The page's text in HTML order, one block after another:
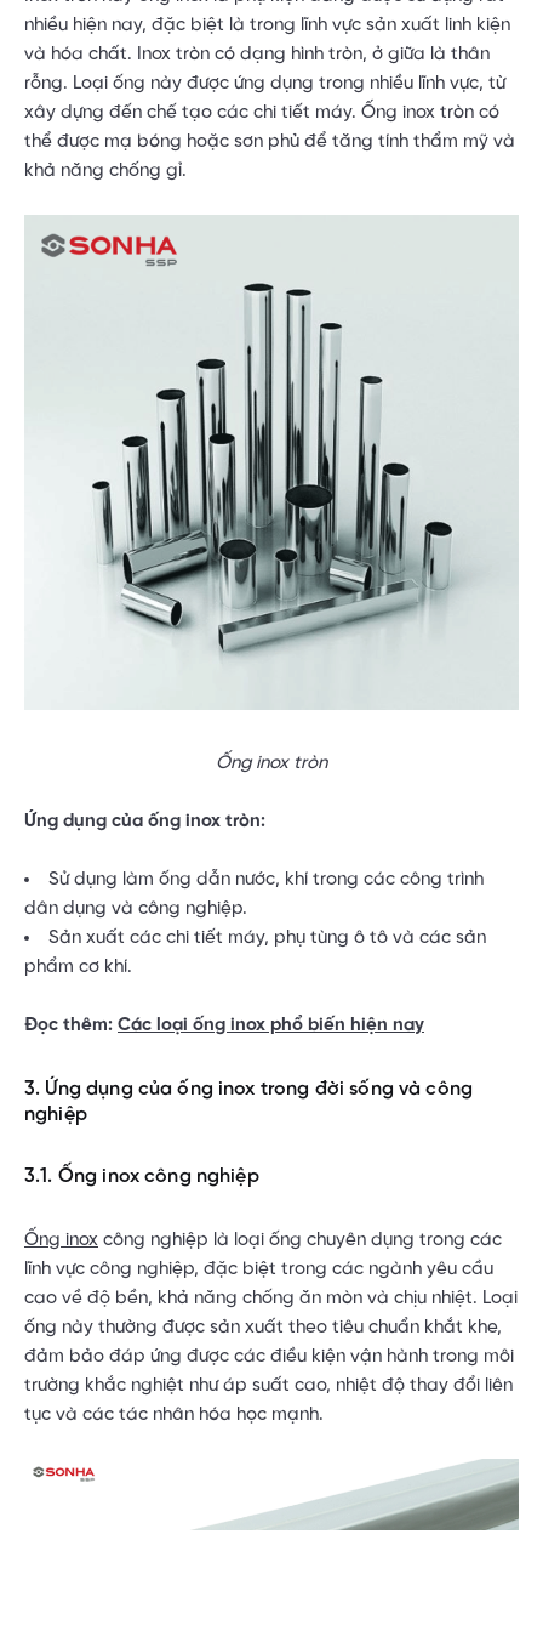
nhiều hiện nay, đặc biệt là trong lĩnh vực sản xuất linh kiện
và hóa chất. Inox tròn có dạng hình tròn, ở giữa là thân
rỗng. Loại ống này được ứng dụng trong nhiều lĩnh vực, từ
xây dựng đến chế tạo các chi tiết máy. Ống inox tròn có
thể được mạ bóng hoặc sơn phủ để tăng tính thẩm mỹ và
khả năng chống gỉ.
Ống inox tròn
Ứng dụng của ống inox tròn:
Sử dụng làm ống dẫn nước, khí trong các công trình
dân dụng và công nghiệp.
Sản xuất các chi tiết máy, phụ tùng ô tô và các sản
phẩm cơ khí.
Đọc thêm: Các loại ống inox phổ biến hiện nay
3. Ứng dụng của ống inox trong đời sống và công
nghiệp
3.1. Ống inox công nghiệp
Ống inox công nghiệp là loại ống chuyên dụng trong các
lĩnh vực công nghiệp, đặc biệt trong các ngành yêu cầu
cao về độ bền, khả năng chống ăn mòn và chịu nhiệt. Loại
ống này thường được sản xuất theo tiêu chuẩn khắt khe,
đảm bảo đáp ứng được các điều kiện vận hành trong môi
trường khắc nghiệt như áp suất cao, nhiệt độ thay đổi liên
tục và các tác nhân hóa học mạnh.